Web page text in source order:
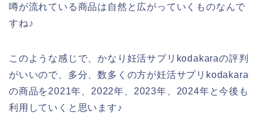
噂が流れている商品は自然と広がっていくものなんで
すね♪
このような感じで、かなり妊活サプリkodakaraの評判
がいいので、多分、数多くの方が妊活サプリkodakara
の商品を2021年、2022年、2023年、2024年と今後も
利用していくと思います♪